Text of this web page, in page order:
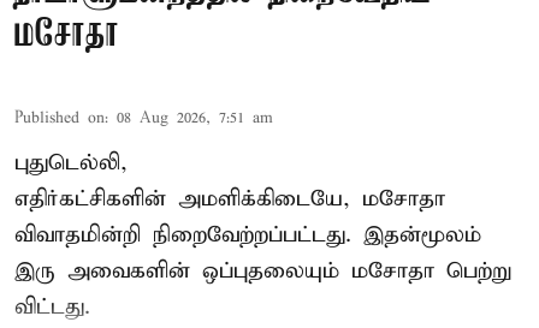
மசோதா
Published on: 08 Aug 2026, 7:51 am
புதுடெல்லி,
எதிர்கட்சிகளின் அமளிக்கிடையே, மசோதா
விவாதமின்றி நிறைவேற்றப்பட்டது. இதன்மூலம்
இரு அவைகளின் ஒப்புதலையும் மசோதா பெற்று
விட்டது.